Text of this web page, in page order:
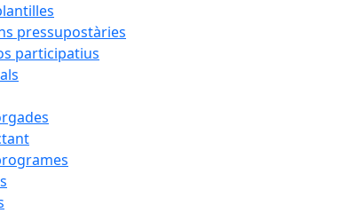
pressupostàries
participatius